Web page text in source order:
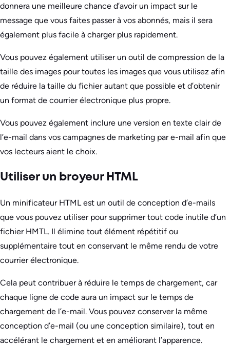
donnera une meilleure chance d’avoir un impact sur le
message que vous faites passer à vos abonnés, mais il sera
également plus facile à charger plus rapidement.
Vous pouvez également utiliser un outil de compression de la
taille des images pour toutes les images que vous utilisez afin
de réduire la taille du fichier autant que possible et d’obtenir
un format de courrier électronique plus propre.
Vous pouvez également inclure une version en texte clair de
l’e-mail dans vos campagnes de marketing par e-mail afin que
vos lecteurs aient le choix.
Utiliser un broyeur HTML
Un minificateur HTML est un outil de conception d’e-mails
que vous pouvez utiliser pour supprimer tout code inutile d’un
fichier HMTL. Il élimine tout élément répétitif ou
supplémentaire tout en conservant le même rendu de votre
courrier électronique.
Cela peut contribuer à réduire le temps de chargement, car
chaque ligne de code aura un impact sur le temps de
chargement de l’e-mail. Vous pouvez conserver la même
conception d’e-mail (ou une conception similaire), tout en
accélérant le chargement et en améliorant l’apparence.